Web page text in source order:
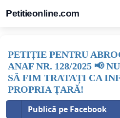
Petitieonline.com
PETIȚIE PENTRU
ANAF NR. 128/2025 📢
SĂ FIM TRATAȚI CA
PROPRIA ȚARĂ!
Publică pe Facebook